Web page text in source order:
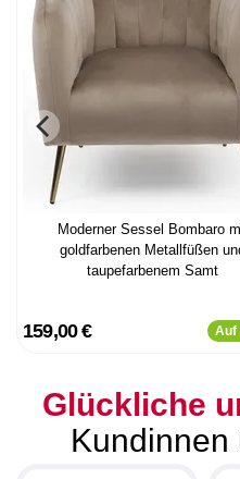
Moderner Sessel Bombaro
goldfarbenen Metallfüßen
taupefarbenem Samt
159,00 € Auf
Glückliche
Kundinnen